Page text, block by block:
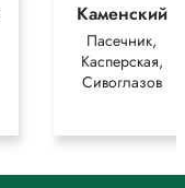
Каменский
Пасечник,
Касперская,
Сивоглазов